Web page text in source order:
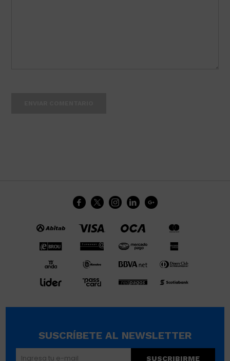
    
SUSCRÍBETE AL NEWSLETTER
SUSCRIBIRME